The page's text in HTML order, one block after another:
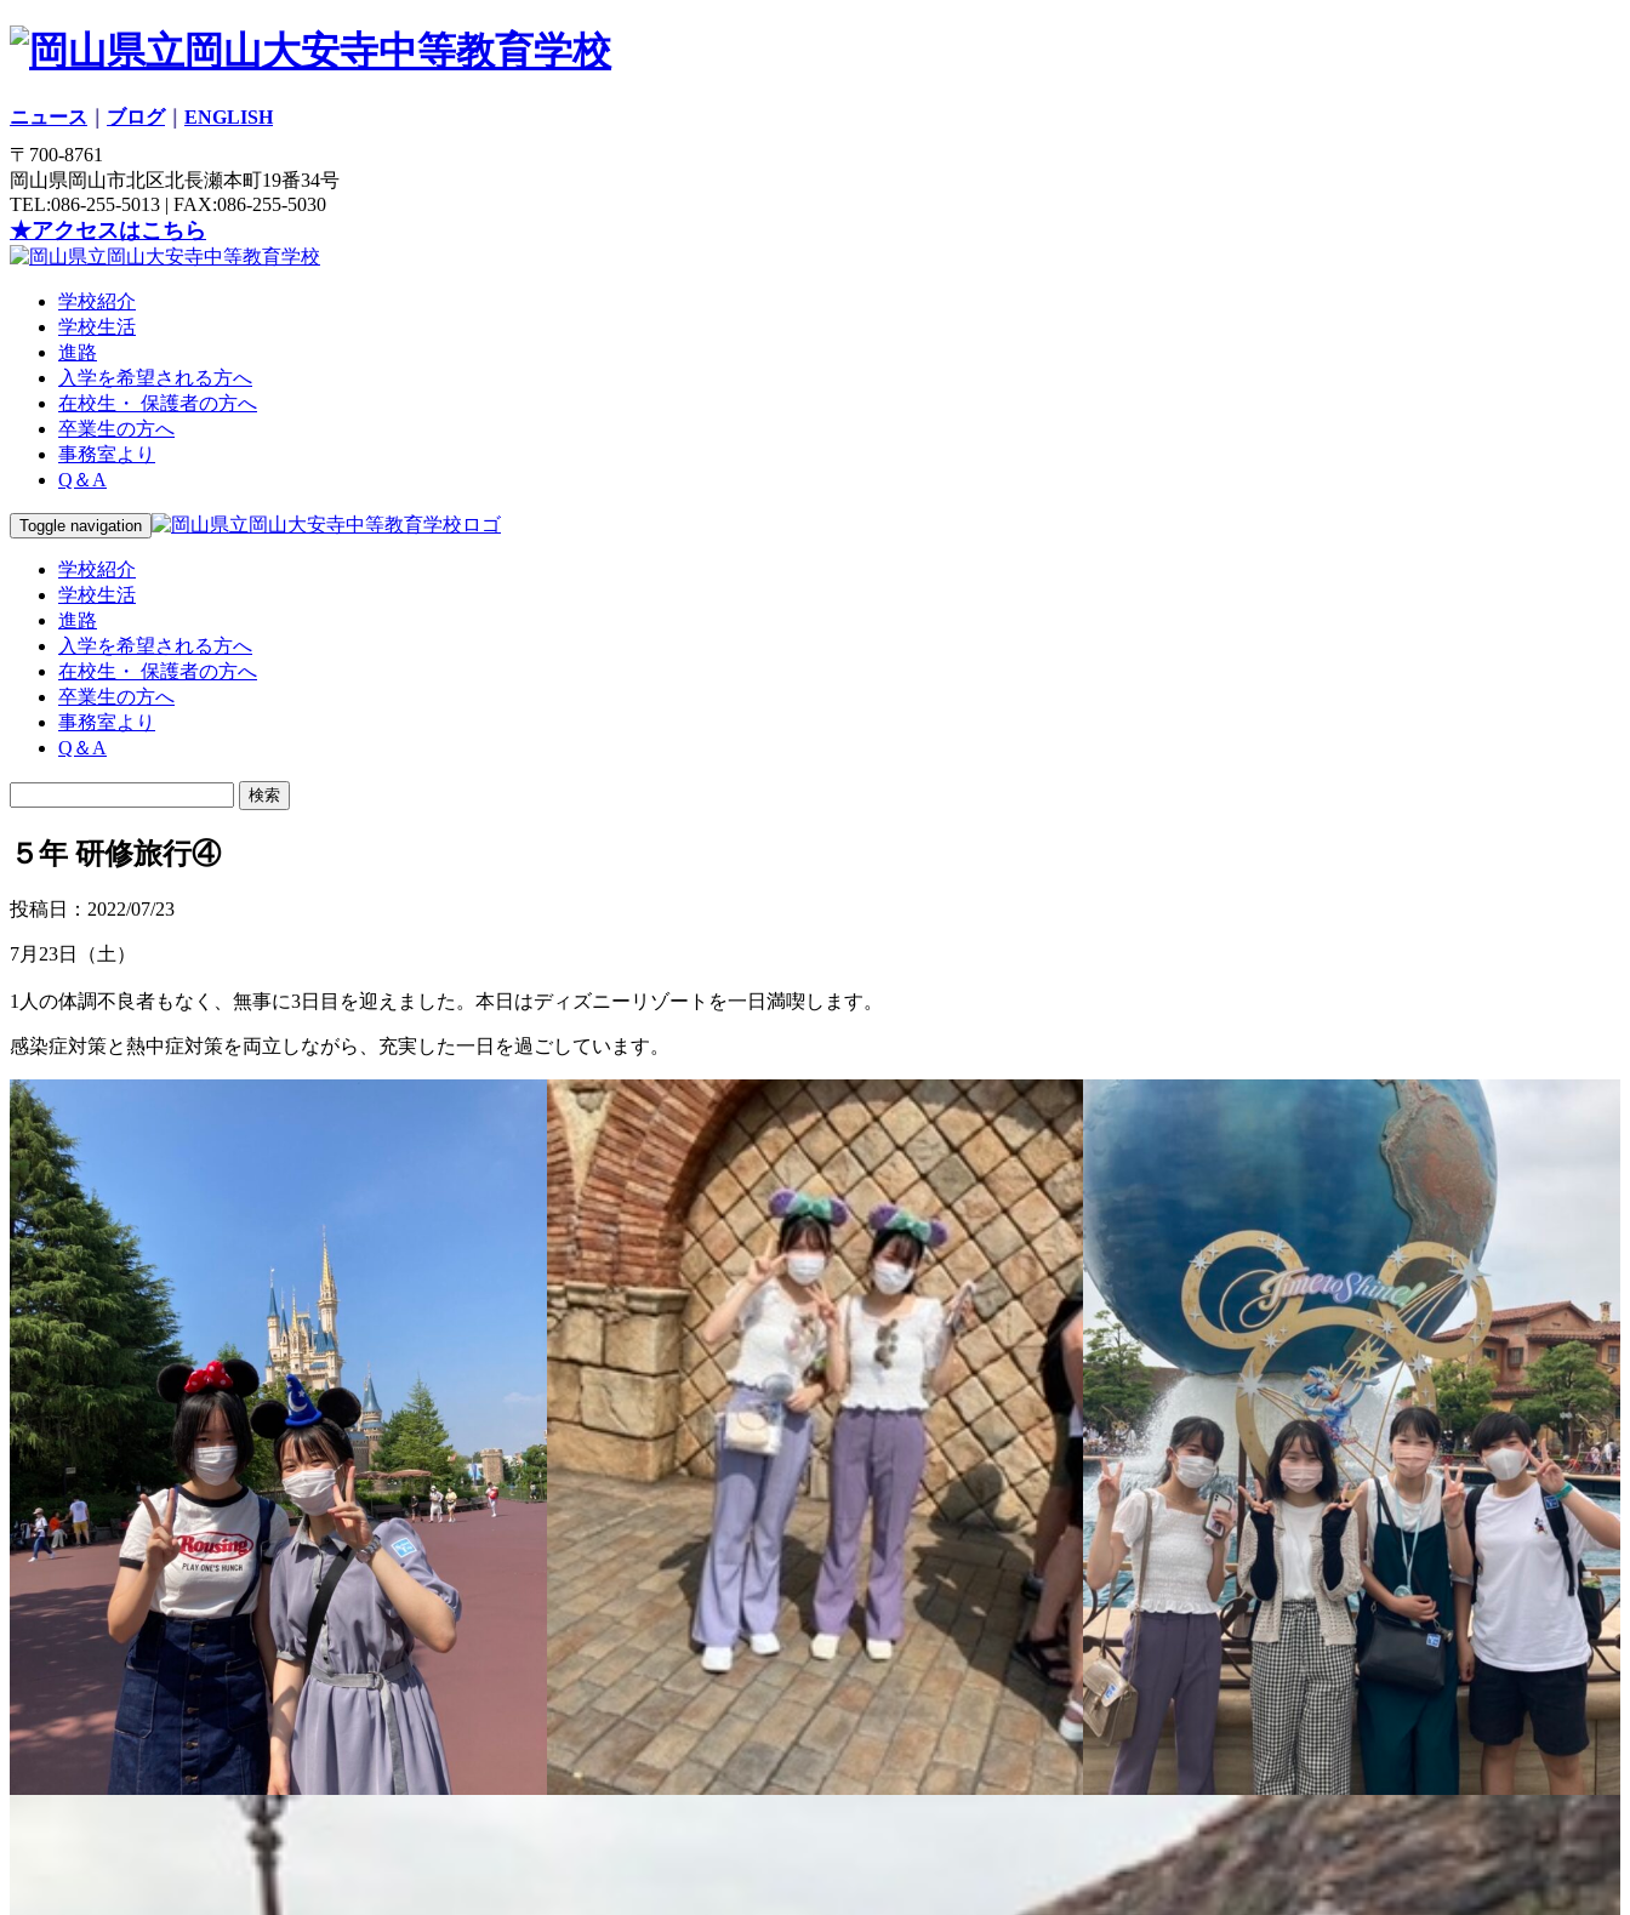
ニュース ブログ｜ ENGLISH
〒700-8761
岡山県岡山市北区北長瀬本町19番34号
TEL:086-255-5013 | FAX:086-255-5030
★アクセスはこちら
学校紹介
学校生活
進路
入学を希望される方へ
在校生・ 保護者の方へ
卒業生の方へ
事務室より
Q＆A
Toggle navigation
学校紹介
学校生活
進路
入学を希望される方へ
在校生・ 保護者の方へ
卒業生の方へ
事務室より
Q＆A
５年 研修旅行④
投稿日：2022/07/23
7月23日（土）
1人の体調不良者もなく、無事に3日目を迎えました。本日はディズニーリゾートを一日満喫します。
感染症対策と熱中症対策を両立しながら、充実した一日を過ごしています。